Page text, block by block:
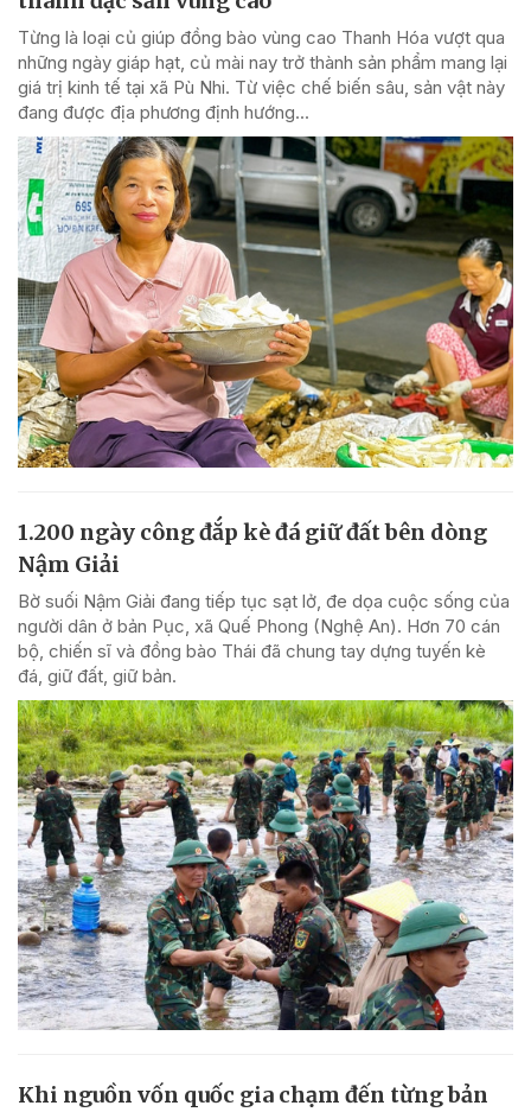
Từng là loại củ giúp đồng bào vùng cao Thanh Hóa vượt qua
những ngày giáp hạt, củ mài nay trở thành sản phẩm mang lại
giá trị kinh tế tại xã Pù Nhi. Từ việc chế biến sâu, sản vật này
đang được địa phương định hướng...
1.200 ngày công đắp kè đá giữ đất bên dòng
Nậm Giải
Bờ suối Nậm Giải đang tiếp tục sạt lở, đe dọa cuộc sống của
người dân ở bản Pục, xã Quế Phong (Nghệ An). Hơn 70 cán
bộ, chiến sĩ và đồng bào Thái đã chung tay dựng tuyến kè
đá, giữ đất, giữ bản.
Khi nguồn vốn quốc gia chạm đến từng bản